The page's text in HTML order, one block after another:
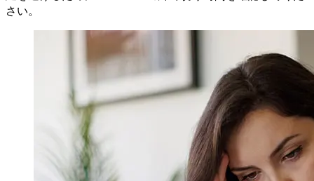
さい。